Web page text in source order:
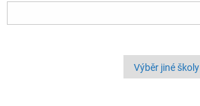
Výběr jiné školy